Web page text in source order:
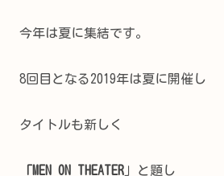
今年は夏に集結です。
8回目となる2019年は夏に開催し
タイトルも新しく
「MEN ON THEATER 」と題し